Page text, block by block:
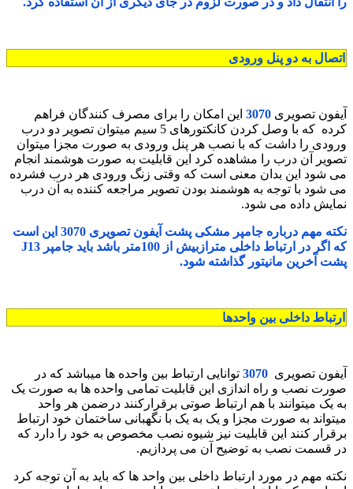
اتصال به دو پنل ورودی
آیفون تصویری 3070 این امکان را برای مصرف کنندگان فراهم
کرده که با وصل کردن کانکتورهای 5 سیم میتوان تصویر دو درب
ورودی را داشت که با نصب هر پنل ورودی به صورت مجزا میتوان
تصویر آن درب را مشاهده کرد این قابلیت به صورت هوشمند انجام
می شود این بدان معنی است که وقتی زنگ ورودی هر درب فشرده
می شود با توجه به هوشمند بودن تصویر مراجعه کننده به آن درب
نمایش داده می شود.
نکته مهم درباره جامپر مشکی پشت آیفون تصویری 3070 این است
که اگر در ارتباط داخلی مترازبیش از 100متر باشد باید جامپر J13
پشت آخرین مانیتور گذاشته شود.
ارتباط داخلی بین واحدها
آیفون تصویری 3070 توانایی ارتباط بین واحده ها میباشد که در
صورت نصب و راه اندازی این قابلیت تمامی واحده ها به صورت یک
به یک میتوانند با هم ارتباط صوتی برقرارکنند درضمن هر واحد
میتواند به صورت مجزا و یک به یک با نگهبانی ساختمان خود ارتباط
برقرار کنند این قابلیت نیز شیوه نصب مخصوص به خود را دارد که
در قسمت نصب به توضیح آن می پردازیم.
نکته مهم در مورد ارتباط داخلی بین واحد ها که باید به آن توجه کرد